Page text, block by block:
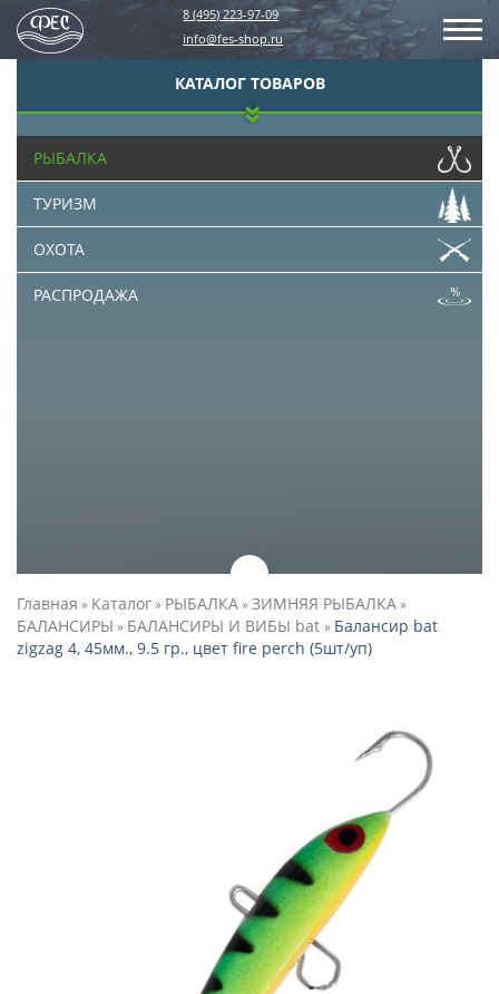
8 (495) 223-97-09
info@fes-shop.ru
КАТАЛОГ ТОВАРОВ
РЫБАЛКА
ТУРИЗМ
ОХОТА
РАСПРОДАЖА
Главная » Каталог» РЫБАЛКА»ЗИМНЯЯ РЫБАЛКА»
БАЛАНСИРЫ » БАЛАНСИРЫ И ВИБЫ bat » Балансир bat
zigzag 4, 45мм., 9.5 гр., цвет fire perch (5шт/уп)